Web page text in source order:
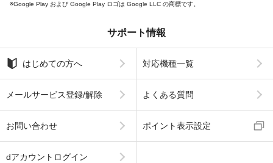
Google Play および Google Play ロゴは Google LLC の商標です。
サポート情報
はじめての方へ 対応機種一覧
メールサービス登録/解除 よくある質問
お問い合わせ ポイント表示設定
dアカウントログイン